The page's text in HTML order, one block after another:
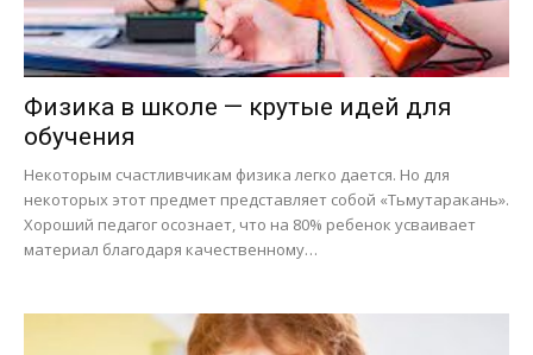
Физика в школе — крутые идей для
обучения
Некоторым счастливчикам физика легко дается. Но для
некоторых этот предмет представляет собой «Тьмутаракань».
Хороший педагог осознает, что на 80% ребенок усваивает
материал благодаря качественному…